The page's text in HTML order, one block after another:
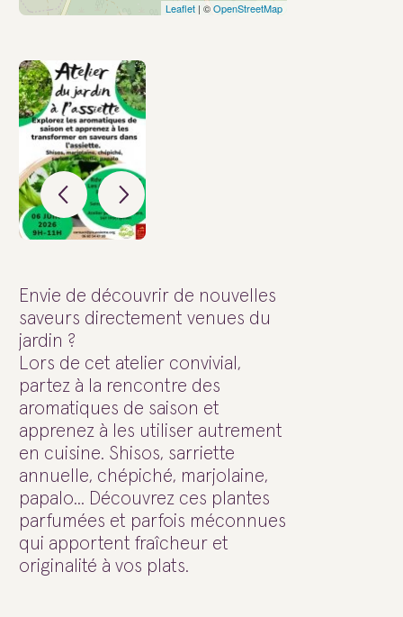
Leaflet | ©OpenStreetMap
Envie de découvrir de nouvelles
saveurs directement venues du
jardin ?
Lors de cet atelier convivial,
partez à la rencontre des
aromatiques de saison et
apprenez à les utiliser autrement
en cuisine. Shisos, sarriette
annuelle, chépiché, marjolaine,
papalo... Découvrez ces plantes
parfumées et parfois méconnues
qui apportent fraîcheur et
originalité à vos plats.